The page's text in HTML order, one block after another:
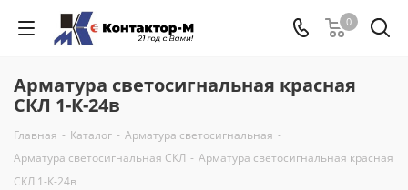
0
Арматура светосигнальная красная
СКЛ 1-К-24в
Главная - Каталог - Арматура светосигнальная -
Арматура светосигнальная СКЛ - Арматура светосигнальная красная
СКЛ 1-К-24в